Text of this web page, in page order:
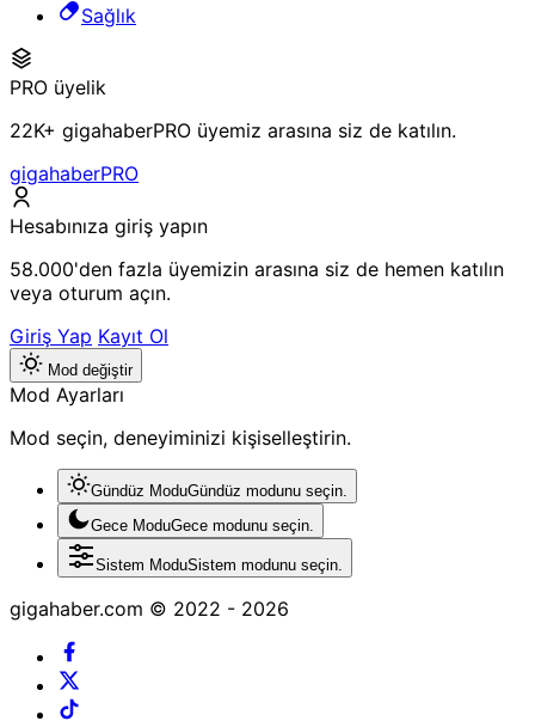
Sağlık
PRO üyelik
22K+ gigahaberPRO üyemiz arasına siz de katılın.
gigahaberPRO
Hesabınıza giriş yapın
58.000'den fazla üyemizin arasına siz de hemen katılın
veya oturum açın.
Giriş Yap Kayıt Ol
Mod değiştir
Mod Ayarları
Mod seçin, deneyiminizi kişiselleştirin.
Gündüz ModuGündüz modunu seçin.
Gece ModuGece modunu seçin.
Sistem ModuSistem modunu seçin.
gigahaber.com © 2022 - 2026